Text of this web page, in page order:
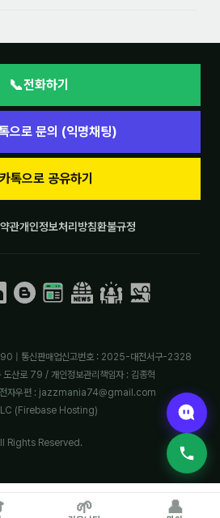
📞전화하기
으로 문의 (익명채팅)
카톡으로 공유하기
관개인정보처리방침환불규정
| 통신판매업신고번호 : 2025-대전서구-2328
산로 79 / 개인정보관리책임자 : 김종혁
자우편 : jazzmania74@gmail.com
(Firebase Hosting)
Rights Reserved.
🌱 👤